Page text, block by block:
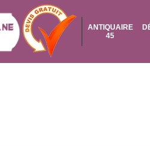
ANTIQUAIRE
45